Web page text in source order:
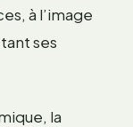
à l’image
ses
la